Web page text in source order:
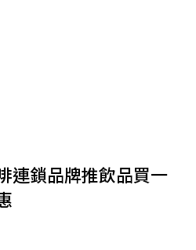
連鎖品牌推飲品買一